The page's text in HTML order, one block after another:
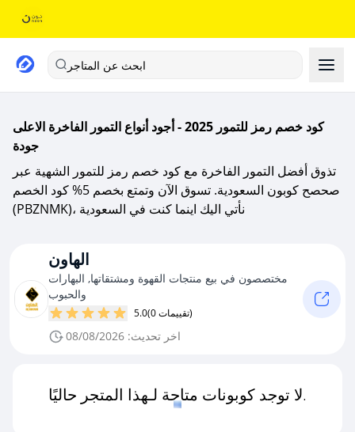
ابحث عن المتاجر
كود خصم رمز للتمور 2025 - أجود أنواع التمور الفاخرة الاعلى
جودة
تذوق أفضل التمور الفاخرة مع كود خصم رمز للتمور الشهية عبر
صحصح كوبون السعودية. تسوق الآن وتمتع بخصم 5% كود الخصم
(PBZNMK)، نأتي اليك اينما كنت في السعودية
الهاون
مختصصون في بيع منتجات القهوة ومشتقاتها, البهارات
والحبوب
5.0 (0 تقييمات)
اخر تحديث: 08/08/2026
لا توجد كوبونات متاحة لـهذا المتجر حاليًا.